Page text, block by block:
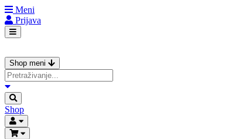
Meni
Prijava
Shop meni
Shop